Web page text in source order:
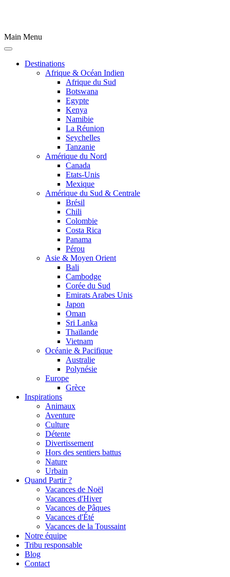
Main Menu
Destinations
Afrique & Océan Indien
Afrique du Sud
Botswana
Egypte
Kenya
Namibie
La Réunion
Seychelles
Tanzanie
Amérique du Nord
Canada
Etats-Unis
Mexique
Amérique du Sud & Centrale
Brésil
Chili
Colombie
Costa Rica
Panama
Pérou
Asie & Moyen Orient
Bali
Cambodge
Corée du Sud
Emirats Arabes Unis
Japon
Oman
Sri Lanka
Thaïlande
Vietnam
Océanie & Pacifique
Australie
Polynésie
Europe
Grèce
Inspirations
Animaux
Aventure
Culture
Détente
Divertissement
Hors des sentiers battus
Nature
Urbain
Quand Partir ?
Vacances de Noël
Vacances d'Hiver
Vacances de Pâques
Vacances d'Été
Vacances de la Toussaint
Notre équipe
Tribu responsable
Blog
Contact